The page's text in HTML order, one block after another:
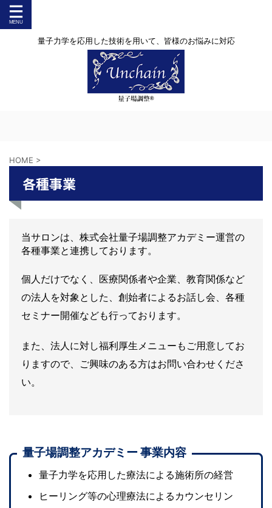
量子力学を応用した技術を用いて、皆様のお悩みに対応
HOME >
各種事業
当サロンは、株式会社量子場調整アカデミー運営の
各種事業と連携しております。
個人だけでなく、医療関係者や企業、教育関係など
の法人を対象とした、創始者によるお話し会、各種
セミナー開催なども行っております。
また、法人に対し福利厚生メニューもご用意してお
りますので、ご興味のある方はお問い合わせくださ
い。
量子場調整アカデミー 事業内容
量子力学を応用した療法による施術所の経営
ヒーリング等の心理療法によるカウンセリン